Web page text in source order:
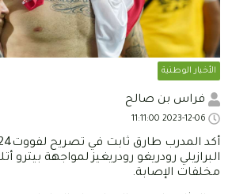
الأخبار الوطنية
فراس بن صالح
البرازيلي رودريغو رودريغيز لمواجهة بيترو
مخلفات الإصابة.